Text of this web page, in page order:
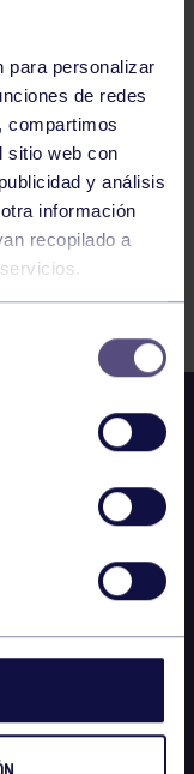
para personalizar
de redes
compartimos
sitio web con
y análisis
información
recopilado a
140 141